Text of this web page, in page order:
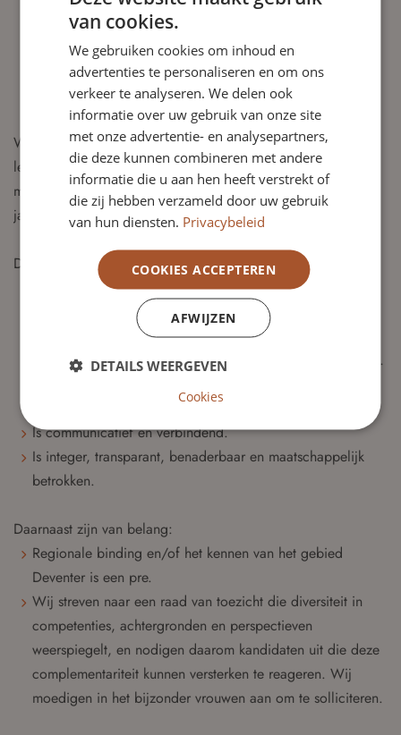
geven aan de werkgeversrol.
Alert en kritisch zijn op het realiseren van de
maatschappelijke doelstelling en continuïteit van de
desbetreffende stichting.
Wegens beëindiging van de zittingstermijn van een van de
leden van de raad van toezicht zijn wij op zoek naar een lid
met profiel Governance en Organisatieontwikkeling dat per 1
januari 2025 benoemd zal worden.
De kandidaat die wij zoeken:
Heeft duidelijk affiniteit met het onderwijsveld en meer
specifiek met passend onderwijs.
Heeft ervaring op strategisch niveau.
Heeft ervaring met organisatieontwikkeling en governance.
waarden gedreven toezicht.
Is communicatief en verbindend.
Is integer, transparant, benaderbaar en maatschappelijk
betrokken.
Daarnaast zijn van belang:
Regionale binding en/of het kennen van het gebied
Deventer is een pre.
Wij streven naar een raad van toezicht die diversiteit in
competenties, achtergronden en perspectieven
weerspiegelt, en nodigen daarom kandidaten uit die deze
complementariteit kunnen versterken te reageren. Wij
moedigen in het bijzonder vrouwen aan om te solliciteren.
van cookies.
We gebruiken cookies om inhoud en
advertenties te personaliseren en om ons
verkeer te analyseren. We delen ook
informatie over uw gebruik van onze site
met onze advertentie- en analysepartners,
die deze kunnen combineren met andere
informatie die u aan hen heeft verstrekt of
die zij hebben verzameld door uw gebruik
van hun diensten. Privacybeleid
COOKIES ACCEPTEREN
AFWIJZEN
DETAILS WEERGEVEN
Cookies